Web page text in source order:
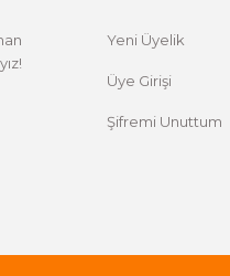
Yeni Üyelik
Üye Girişi
Şifremi Unuttum